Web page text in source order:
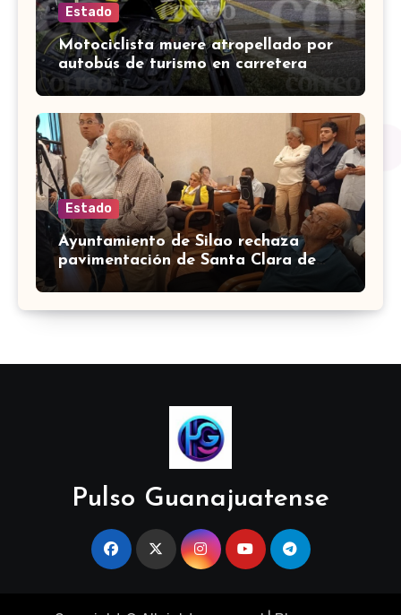
Estado
Motociclista muere atropellado por
autobús de turismo en carretera
León-San Francisco del Rincón
Estado
Ayuntamiento de Silao rechaza
pavimentación de Santa Clara de
Marines
Pulso Guanajuatense